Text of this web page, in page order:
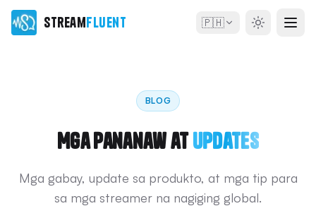
StreamFluent 🇵🇭
BLOG
Mga Pananaw atUpdates
Mga gabay, update sa produkto, at mga tip para
sa mga streamer na nagiging global.